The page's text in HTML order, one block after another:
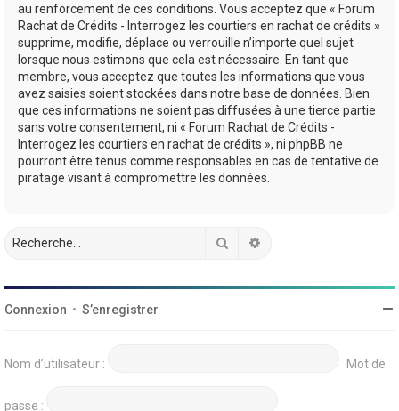
au renforcement de ces conditions. Vous acceptez que « Forum
Rachat de Crédits - Interrogez les courtiers en rachat de crédits »
supprime, modifie, déplace ou verrouille n’importe quel sujet
lorsque nous estimons que cela est nécessaire. En tant que
membre, vous acceptez que toutes les informations que vous
avez saisies soient stockées dans notre base de données. Bien
que ces informations ne soient pas diffusées à une tierce partie
sans votre consentement, ni « Forum Rachat de Crédits -
Interrogez les courtiers en rachat de crédits », ni phpBB ne
pourront être tenus comme responsables en cas de tentative de
piratage visant à compromettre les données.
Rechercher
Connexion • S’enregistrer
Nom d’utilisateur : Mot de
passe :